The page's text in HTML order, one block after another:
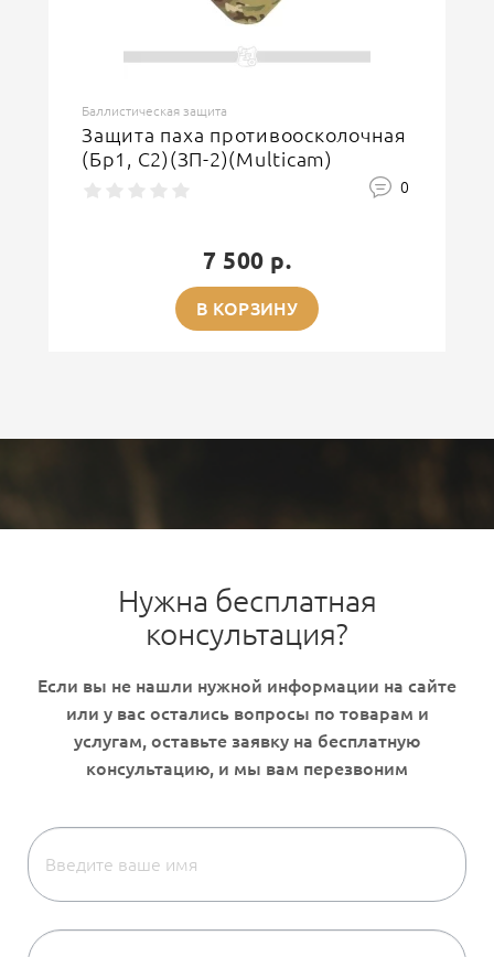
Баллистическая защита
Защита паха противоосколочная
(Бр1, С2)(ЗП-2)(Multicam)
0
7 500 р.
В КОРЗИНУ
Нужна бесплатная
консультация?